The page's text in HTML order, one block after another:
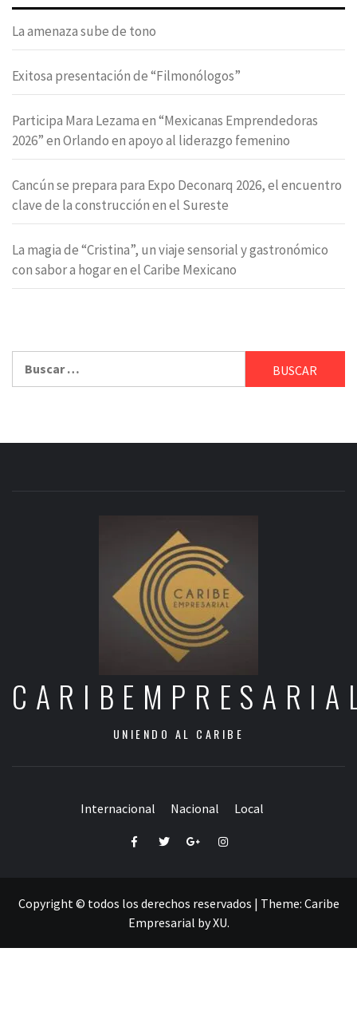
La amenaza sube de tono
Exitosa presentación de “Filmonólogos”
Participa Mara Lezama en “Mexicanas Emprendedoras
2026” en Orlando en apoyo al liderazgo femenino
Cancún se prepara para Expo Deconarq 2026, el encuentro
clave de la construcción en el Sureste
La magia de “Cristina”, un viaje sensorial y gastronómico
con sabor a hogar en el Caribe Mexicano
UNIENDO AL CARIBE
Internacional Nacional Local
FacebookTwitterGoogle+Instagram
Copyright © todos los derechos reservados | Theme: Caribe
Empresarial byXU.